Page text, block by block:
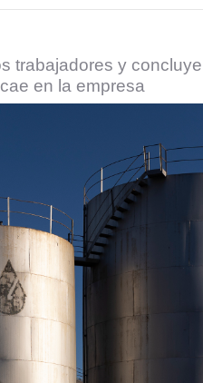
trabajadores y
en la empresa